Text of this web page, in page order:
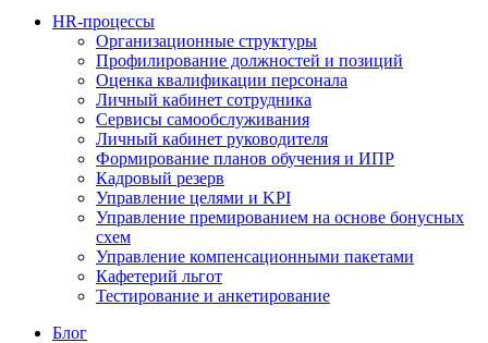
HR-процессы
Организационные структуры
Профилирование должностей и позиций
Оценка квалификации персонала
Личный кабинет сотрудника
Сервисы самообслуживания
Личный кабинет руководителя
Формирование планов обучения и ИПР
Кадровый резерв
Управление целями и KPI
Управление премированием на основе бонусных
схем
Управление компенсационными пакетами
Кафетерий льгот
Тестирование и анкетирование
Блог